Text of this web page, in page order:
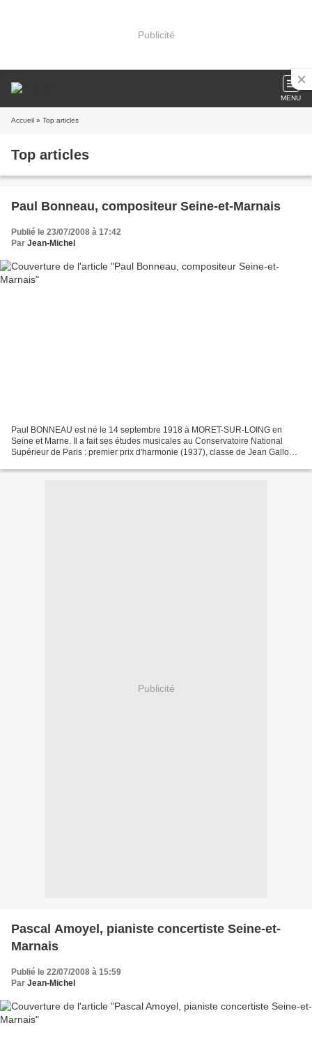
Publicité
MENU
Accueil » Top articles
Top articles
Paul Bonneau, compositeur Seine-et-Marnais
Publié le 23/07/2008 à 17:42
Par Jean-Michel
Paul BONNEAU est né le 14 septembre 1918 à MORET-SUR-LOING en
Seine et Marne. Il a fait ses études musicales au Conservatoire National
Supérieur de Paris : premier prix d'harmonie (1937), classe de Jean Gallon ;
Publicité
Pascal Amoyel, pianiste concertiste Seine-et-
Marnais
Publié le 22/07/2008 à 15:59
Par Jean-Michel